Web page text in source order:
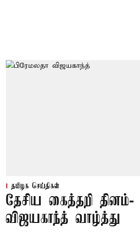
தமிழக செய்திகள்
தேசிய கைத்தறி தினம்-
விஜயகாந்த் வாழ்த்து